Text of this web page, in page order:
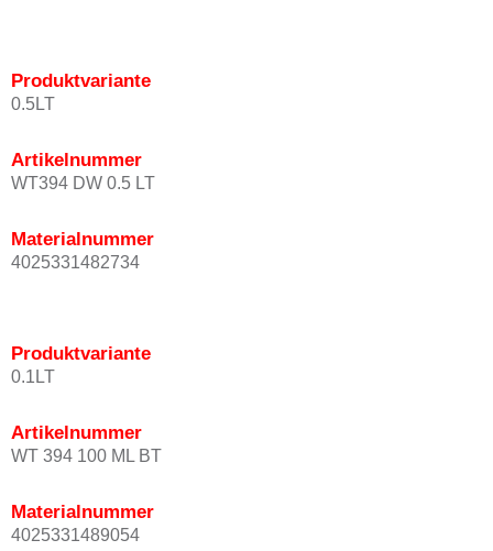
Produktvariante
0.5LT
Artikelnummer
WT394 DW 0.5 LT
Materialnummer
4025331482734
Produktvariante
0.1LT
Artikelnummer
WT 394 100 ML BT
Materialnummer
4025331489054